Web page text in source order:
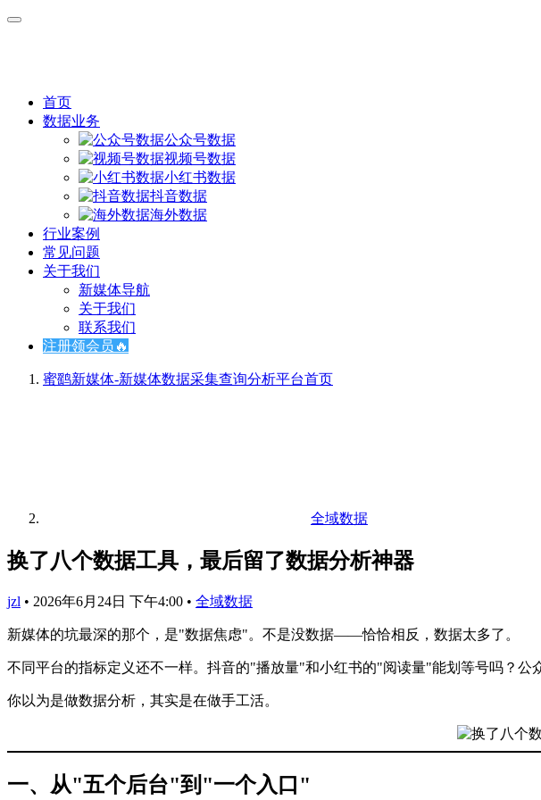
首页
数据业务
公众号数据
视频号数据
小红书数据
抖音数据
海外数据
行业案例
常见问题
关于我们
新媒体导航
关于我们
联系我们
注册领会员🔥
蜜鹞新媒体-新媒体数据采集查询分析平台首页
全域数据
换了八个数据工具，最后留了数据分析神器
jzl • 2026年6月24日 下午4:00 • 全域数据
新媒体的坑最深的那个，是"数据焦虑"。不是没数据——恰恰相反，数据太多了。
不同平台的指标定义还不一样。抖音的"播放量"和小红书的"阅读量"能划等号吗？
你以为是做数据分析，其实是在做手工活。
一、从"五个后台"到"一个入口"